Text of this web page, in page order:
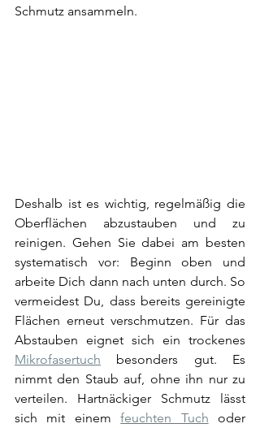
Schmutz ansammeln.
Deshalb ist es wichtig, regelmäßig die
Oberflächen abzustauben und zu
reinigen. Gehen Sie dabei am besten
systematisch vor: Beginn oben und
arbeite Dich dann nach unten durch. So
vermeidest Du, dass bereits gereinigte
Flächen erneut verschmutzen. Für das
Mikrofasertuch besonders gut. Es
nimmt den Staub auf, ohne ihn nur zu
verteilen. Hartnäckiger Schmutz lässt
sich mit einem feuchten Tuch oder